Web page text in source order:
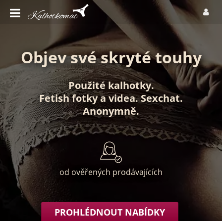
Objev své skryté touhy
Použité kalhotky.
Fetish fotkyavidea.Sexchat.
Anonymně.
od ověřených prodávajících
PROHLÉDNOUT NABÍDKY